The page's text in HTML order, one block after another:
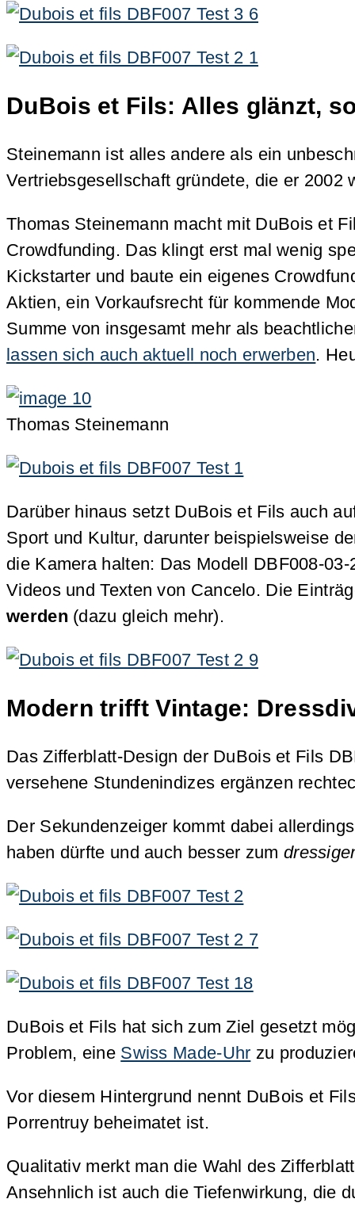
DuBois et Fils: Alles glänzt,
Steinemann ist alles andere als ein
Vertriebsgesellschaft gründete, die er
Thomas Steinemann macht mit DuBois et
Crowdfunding. Das klingt erst mal wenig
Kickstarter und baute ein eigenes
Aktien, ein Vorkaufsrecht für kommende
Summe von insgesamt mehr als
lassen sich auch aktuell noch erwerben.
Thomas Steinemann
Darüber hinaus setzt DuBois et Fils auch
Sport und Kultur, darunter beispielsweise
die Kamera halten: Das Modell DBF008-
Videos und Texten von Cancelo. Die
werden (dazu gleich mehr).
Modern trifft Vintage:
Das Zifferblatt-Design der DuBois et Fils
versehene Stundenindizes ergänzen
Der Sekundenzeiger kommt dabei
haben dürfte und auch besser zum
DuBois et Fils hat sich zum Ziel gesetzt
Problem, eine Swiss Made-Uhr zu
Vor diesem Hintergrund nennt DuBois et
Porrentruy beheimatet ist.
Qualitativ merkt man die Wahl des
Ansehnlich ist auch die Tiefenwirkung, die